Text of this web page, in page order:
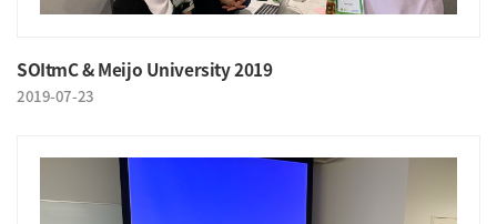
SOItmC & Meijo University 2019
2019-07-23